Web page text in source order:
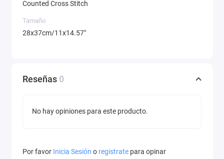
Counted Cross Stitch
Tamaño
28x37cm/11x14.57"
Reseñas 0
No hay opiniones para este producto.
Por favor Inicia Sesión o registrate para opinar